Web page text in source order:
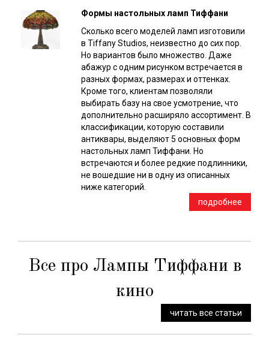
Формы настольных ламп Тиффани
Сколько всего моделей ламп изготовили
в Tiffany Studios, неизвестно до сих пор.
Но вариантов было множество. Даже
абажур с одним рисунком встречается в
разных формах, размерах и оттенках.
Кроме того, клиентам позволяли
выбирать базу на свое усмотрение, что
дополнительно расширяло ассортимент. В
классификации, которую составили
антиквары, выделяют 5 основных форм
настольных ламп Тиффани. Но
встречаются и более редкие подлинники,
не вошедшие ни в одну из описанных
ниже категорий.
подробнее
Все про Лампы Тиффани в
кино
читать все статьи